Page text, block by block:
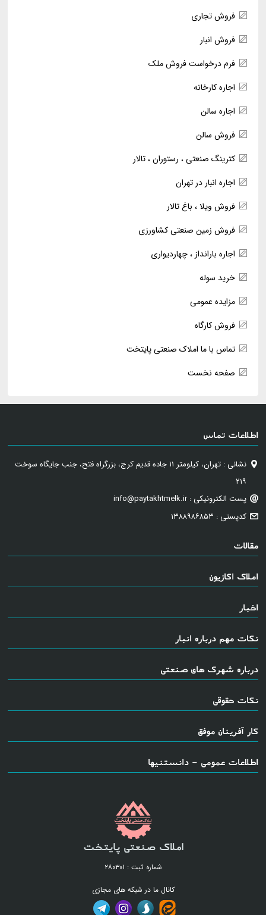
فروش تجاری
فروش انبار
فرم درخواست فروش ملک
اجاره کارخانه
اجاره سالن
فروش سالن
کترینگ صنعتی ، رستوران ، تالار
اجاره انبار در تهران
فروش ویلا ، باغ تالار
فروش زمین صنعتی کشاورزی
اجاره بارانداز ، چهاردیواری
خرید سوله
مزایده عمومی
فروش کارگاه
تماس با ما املاک صنعتی پایتخت
صفحه نخست
اطلاعات تماس
نشانی : تهران، کیلومتر ۱۱ جاده قدیم کرج، بزرگراه فتح، جنب جایگاه سوخت
۲۱۹
پست الکترونیکی : info@paytakhtmelk.ir
کدپستی : ۱۳۸۸۹۸۶۸۵۳
مقالات
املاک اکازیون
اخبار
نکات مهم درباره انبار
درباره شهرک های صنعتی
نکات حقوقی
کار آفرینان موفق
اطلاعات عمومی - دانستنیها
املاک صنعتی پایتخت
شماره ثبت : ۲۸۰۳۰۱
کانال ما در شبکه های مجازی